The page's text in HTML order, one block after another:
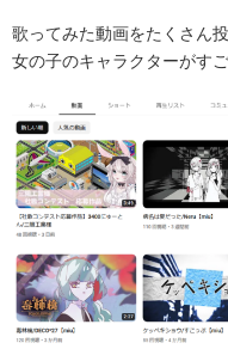
歌ってみた動画をたくさん
女の子のキャラクターがす